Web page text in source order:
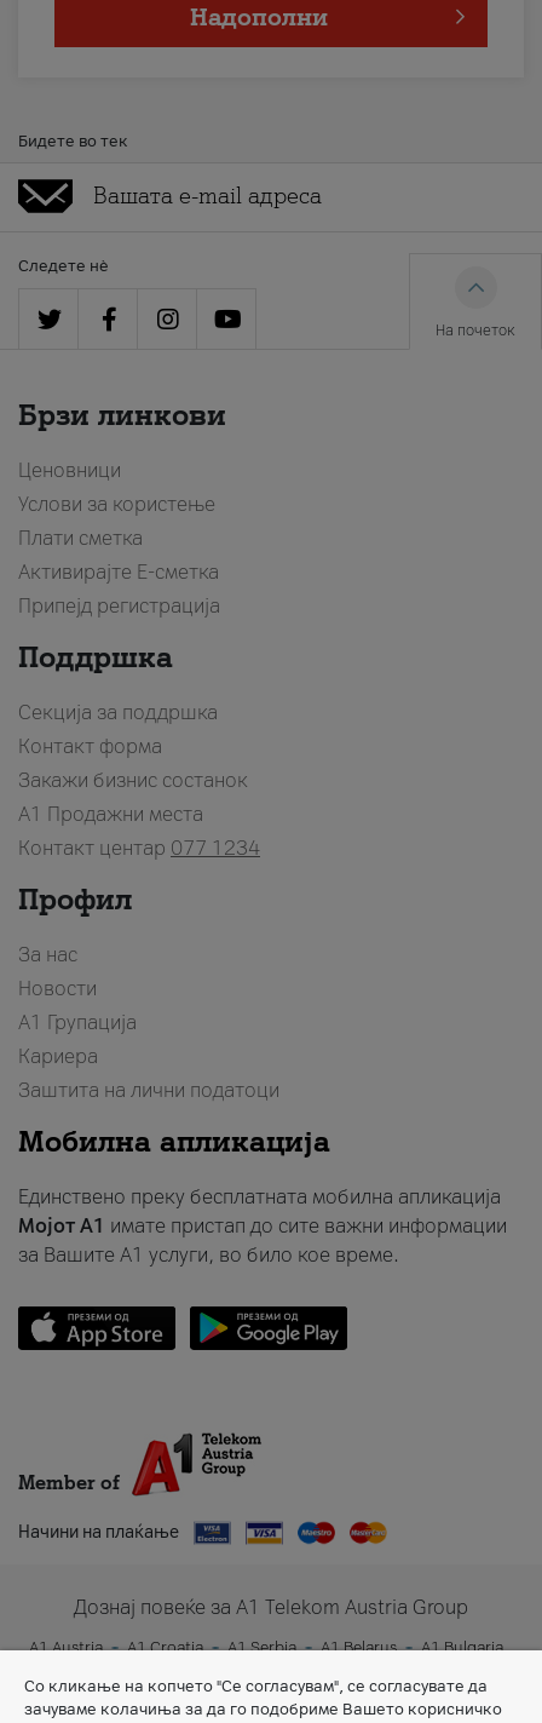
Надополни
Бидете во тек
Следете нè
На почеток
Брзи линкови
Ценовници
Услови за користење
Плати сметка
Активирајте Е-сметка
Припејд регистрација
Поддршка
Секција за поддршка
Контакт форма
Закажи бизнис состанок
A1 Продажни места
Контакт центар 077 1234
Профил
За нас
Новости
А1 Групација
Кариера
Заштита на лични податоци
Мобилна апликација
Единствено преку бесплатната мобилна апликација
Мојот A1 имате пристап до сите важни информации
за Вашите A1 услуги, во било кое време.
Member of
Начини на плаќање
Дознај повеќе за A1 Telekom Austria Group
A1 Austria A1 Croatia A1 Serbia A1 Belarus
A1 Bulgaria
A1 Slovenia
A1 Digital
Со кликање на копчето "Се согласувам", се согласувате да
зачуваме колачиња за да го подобриме Вашето корисничко